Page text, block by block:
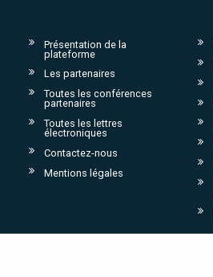
Présentation de la
plateforme
Les partenaires
Toutes les conférences
partenaires
Toutes les lettres
électroniques
Contactez-nous
Mentions légales